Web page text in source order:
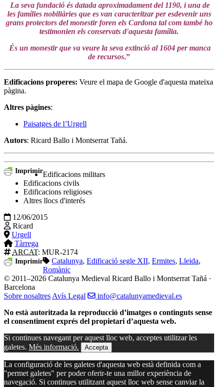
La seva fundació és datada aproximadament del 1190, i una de
les famílies nobiliàries que es van caracteritzar per esdevenir uns
grans protectors del monestir foren els Cardona tal com també ho
testimonien els conservats d'aquesta família.
És un monestir que va veure la seva extinció al 1604 per manca
de recursos.”
Edificacions properes: Veure el mapa de Google d'aquesta mateixa
pàgina.
Altres pàgines:
Paisatges de l’Urgell
Autors: Ricard Ballo i Montserrat Tañá.
ImprimirEdificacions militars
Edificacions civils
Edificacions religioses
Altres llocs d'interés
12/06/2015
Ricard
Urgell
Tàrrega
ARCAT: MUR-2174
Imprimir Catalunya, Edificació segle XII, Ermites, Lleida,
Romànic
© 2011–2026 Catalunya Medieval Ricard Ballo i Montserrat Tañá ·
Barcelona
Sobre nosaltres Avís Legal
info@catalunyamedieval.es
No està autoritzada la reproducció d’imatges o continguts sense
el consentiment exprés del propietari d’aquesta web.
Si continues navegant per aquest lloc web, acceptes utilitzar les
galetes. Més informació. Accepta
La configuració de les galetes d'aquesta web està definida com a
"permet galetes" per poder oferir-te una millor experiència de
navegació. Si continues utilitzant aquest lloc web sense canviar la